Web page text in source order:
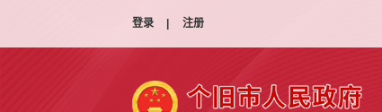
登录 注册